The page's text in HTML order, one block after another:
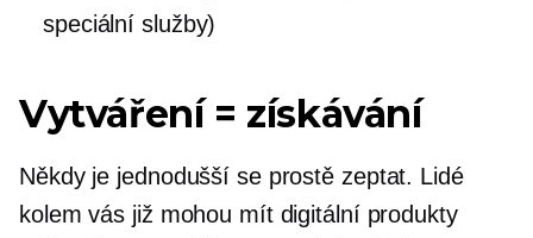
speciální služby)
Vytváření = získávání
Někdy je jednodušší se prostě zeptat. Lidé
kolem vás již mohou mít digitální produkty